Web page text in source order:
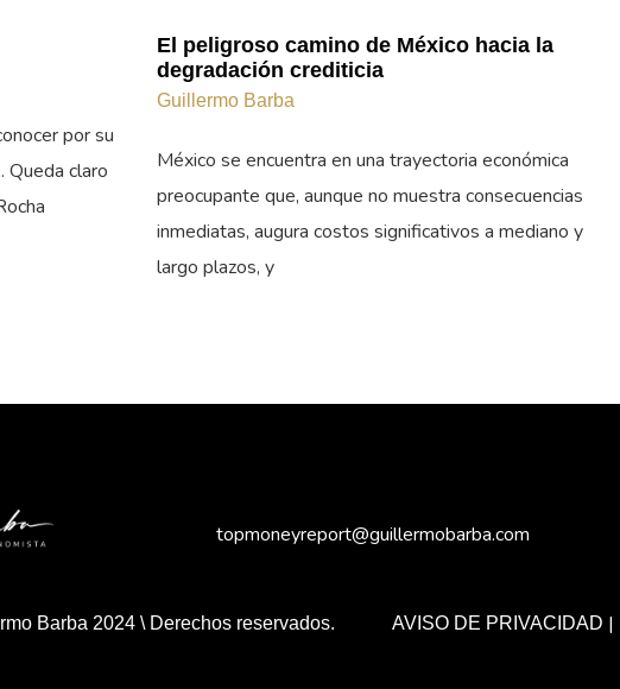
por su
Queda claro
El peligroso camino de México hacia la
degradación crediticia
Guillermo Barba
México se encuentra en una trayectoria económica
preocupante que, aunque no muestra consecuencias
inmediatas, augura costos significativos a mediano y
largo plazos, y
topmoneyreport@guillermobarba.com
Barba 2024 \ Derechos reservados. AVISO DE PRIVACIDAD |